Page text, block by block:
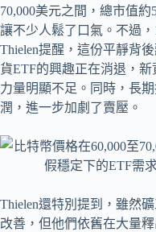
70,000美元之間，總市值
讓不少人鬆了口氣。不過，
Thielen提醒，這份平靜背
貨ETF的興趣正在消退，
力量明顯不足。同時，長
潤，進一步加劇了賣壓。
Thielen還特別提到，雖然
改善，但他們依舊在大量